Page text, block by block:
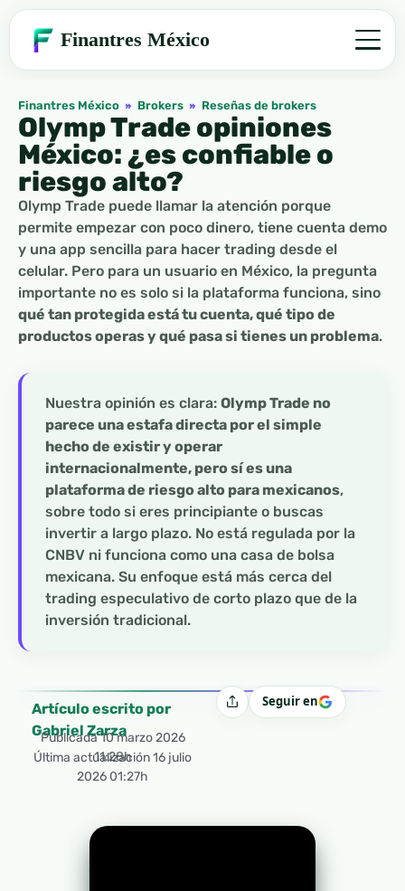
Finantres México
Finantres México » Brokers » Reseñas de brokers
Olymp Trade opiniones
México: ¿es confiable o
riesgo alto?
Olymp Trade puede llamar la atención porque
permite empezar con poco dinero, tiene cuenta demo
y una app sencilla para hacer trading desde el
celular. Pero para un usuario en México, la pregunta
importante no es solo si la plataforma funciona, sino
qué tan protegida está tu cuenta, qué tipo de
productos operas y qué pasa si tienes un problema.
Nuestra opinión es clara: Olymp Trade no
parece una estafa directa por el simple
hecho de existir y operar
internacionalmente, pero sí es una
plataforma de riesgo alto para mexicanos,
sobre todo si eres principiante o buscas
invertir a largo plazo. No está regulada por la
CNBV ni funciona como una casa de bolsa
mexicana. Su enfoque está más cerca del
trading especulativo de corto plazo que de la
inversión tradicional.
Artículo escrito por
Gabriel Zarza
Publicada10 marzo 2026
11:28h
Última actualización 16 julio
2026 01:27h
CompartirSeguir en